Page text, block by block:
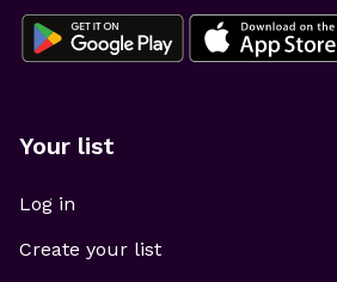
Your list
Log in
Create your list